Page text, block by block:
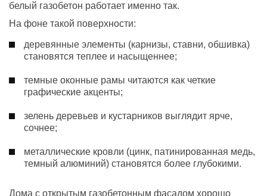
белый газобетон работает именно так.
На фоне такой поверхности:
деревянные элементы (карнизы, ставни, обшивка)
становятся теплее и насыщеннее;
темные оконные рамы читаются как четкие
графические акценты;
зелень деревьев и кустарников выглядит ярче,
сочнее;
металлические кровли (цинк, патинированная медь,
темный алюминий) становятся более глубокими.
Дома с открытым газобетонным фасадом хорошо